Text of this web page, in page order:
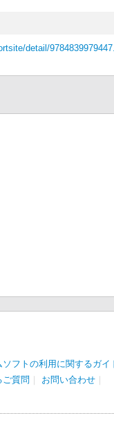
detail/
ソフトの利用に関するガイ
ご質問 お問い合わせ